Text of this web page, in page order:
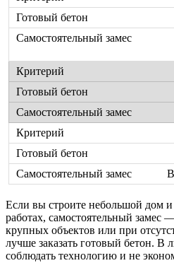
Если вы строите небольшой дом
работах, самостоятельный
крупных объектов или при
лучше заказать готовый бетон. В
соблюдать технологию и не